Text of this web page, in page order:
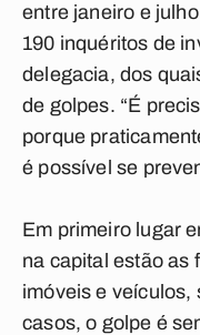
entre janeiro e
190 inquéritos de
delegacia, dos
de golpes. “É
porque
é possível se
Em primeiro lugar
na capital estão as
imóveis e veículos,
casos, o golpe é